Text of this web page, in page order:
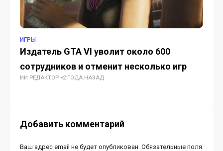
ИГРЫ
Издатель GTA VI уволит около 600
сотрудников и отменит несколько игр
ИИ РЕДАКТОР 2 ГОДА НАЗАД
Добавить комментарий
Ваш адрес email не будет опубликован. Обязательные поля